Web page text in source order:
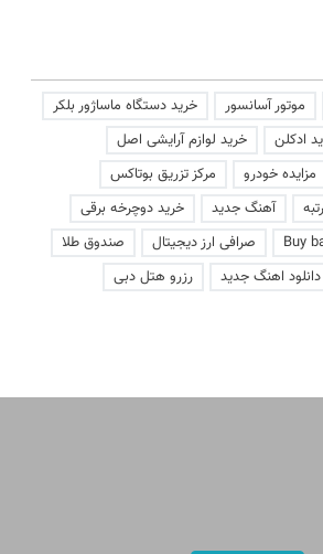
موتور آسانسور
خرید دستگاه ماساژور بلکر
ادکلن
خرید لوازم آرایشی اصل
مزایده خودرو
مرکز تزریق بوتاکس
آهنگ جدید
خرید دوچرخه برقی
Buy صرافی ارز دیجیتال
صندوق طلا
دانلود اهنگ جدید
رزرو هتل دبی